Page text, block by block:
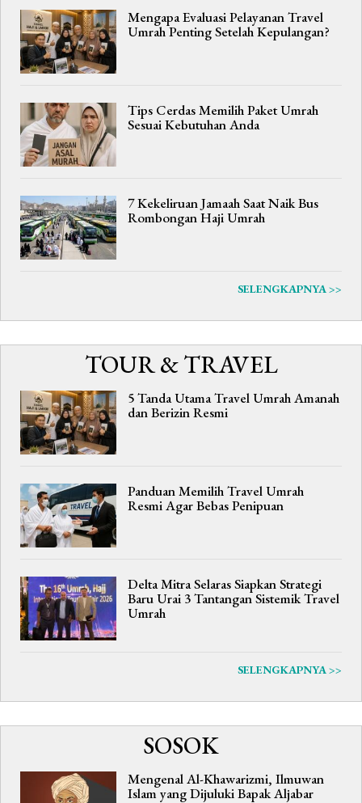
Mengapa Evaluasi Pelayanan Travel
Umrah Penting Setelah Kepulangan?
Tips Cerdas Memilih Paket Umrah
Sesuai Kebutuhan Anda
7 Kekeliruan Jamaah Saat Naik Bus
Rombongan Haji Umrah
SELENGKAPNYA >>
TOUR & TRAVEL
5 Tanda Utama Travel Umrah Amanah
dan Berizin Resmi
Panduan Memilih Travel Umrah
Resmi Agar Bebas Penipuan
Delta Mitra Selaras Siapkan Strategi
Baru Urai 3 Tantangan Sistemik Travel
Umrah
SELENGKAPNYA >>
SOSOK
Mengenal Al-Khawarizmi, Ilmuwan
Islam yang Dijuluki Bapak Aljabar